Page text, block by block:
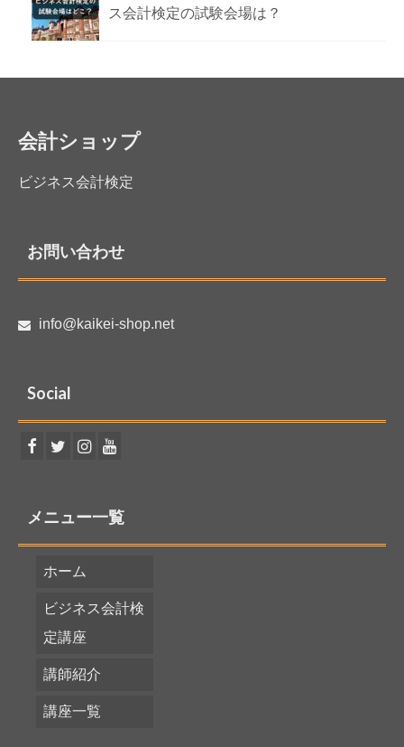
ス会計検定の試験会場は？
会計ショップ
ビジネス会計検定
お問い合わせ
info@kaikei-shop.net
Social
メニュー一覧
ホーム
ビジネス会計検
定講座
講師紹介
講座一覧